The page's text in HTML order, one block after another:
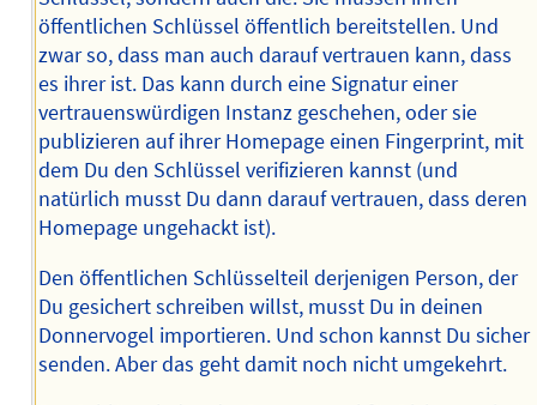
öffentlichen Schlüssel öffentlich bereitstellen. Und
zwar so, dass man auch darauf vertrauen kann, dass
es ihrer ist. Das kann durch eine Signatur einer
vertrauenswürdigen Instanz geschehen, oder sie
publizieren auf ihrer Homepage einen Fingerprint, mit
dem Du den Schlüssel verifizieren kannst (und
natürlich musst Du dann darauf vertrauen, dass deren
Homepage ungehackt ist).
Den öffentlichen Schlüsselteil derjenigen Person, der
Du gesichert schreiben willst, musst Du in deinen
Donnervogel importieren. Und schon kannst Du sicher
senden. Aber das geht damit noch nicht umgekehrt.